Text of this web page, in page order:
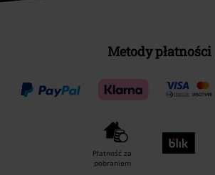
Metody płatności
Płatność za
pobraniem